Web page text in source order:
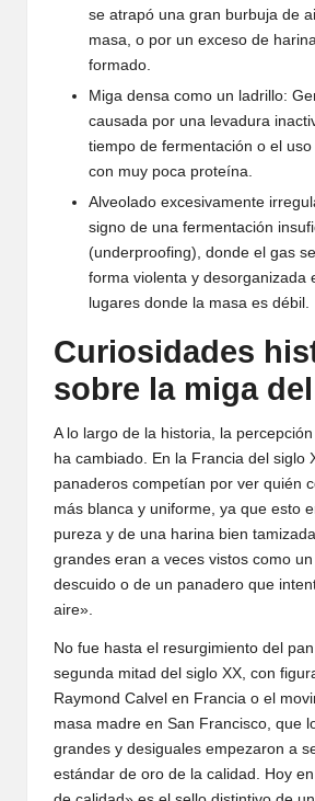
se atrapó una gran burbuja de
masa, o por un exceso de
formado.
Miga densa como un ladrillo:
causada por una levadura
tiempo de fermentación o el
con muy poca proteína.
Alveolado excesivamente
signo de una fermentación
(underproofing), donde el gas
forma violenta y desorganizada
lugares donde la masa es débil.
Curiosidades
sobre la miga
A lo largo de la historia, la
ha cambiado. En la Francia del siglo
panaderos competían por ver quién
más blanca y uniforme, ya que esto
pureza y de una harina bien
grandes eran a veces vistos como
descuido o de un panadero que
aire».
No fue hasta el resurgimiento del
segunda mitad del siglo XX, con
Raymond Calvel en Francia o el
masa madre en San Francisco, que
grandes y desiguales empezaron a
estándar de oro de la calidad. Hoy